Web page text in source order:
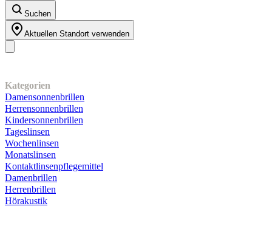
Suchen
Aktuellen Standort verwenden
Kategorien
Damensonnenbrillen
Herrensonnenbrillen
Kindersonnenbrillen
Tageslinsen
Wochenlinsen
Monatslinsen
Kontaktlinsenpflegemittel
Damenbrillen
Herrenbrillen
Hörakustik